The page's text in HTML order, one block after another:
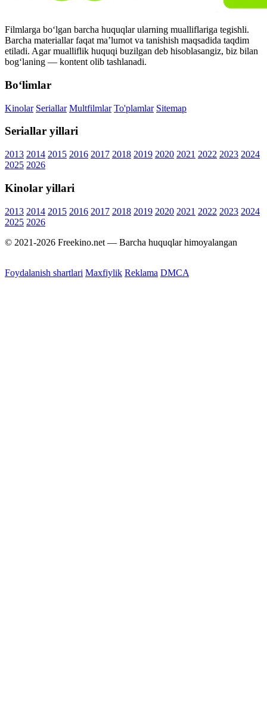
Filmlarga bo‘lgan barcha huquqlar ularning mualliflariga tegishli.
Barcha materiallar faqat ma’lumot va tanishish maqsadida taqdim
etiladi. Agar mualliflik huquqi buzilgan deb hisoblasangiz, biz bilan
bog‘laning — kontent olib tashlanadi.
Bo‘limlar
Kinolar Seriallar Multfilmlar To'plamlar Sitemap
Seriallar yillari
2013 2014 2015 2016 2017 2018 2019 2020 2021 2022 2023 2024
2025 2026
Kinolar yillari
2013 2014 2015 2016 2017 2018 2019 2020 2021 2022 2023 2024
2025 2026
© 2021-2026 Freekino.net — Barcha huquqlar himoyalangan
Foydalanish shartlari Maxfiylik Reklama DMCA